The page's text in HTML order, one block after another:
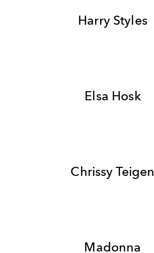
Harry Styles
Elsa Hosk
Chrissy Teigen
Madonna